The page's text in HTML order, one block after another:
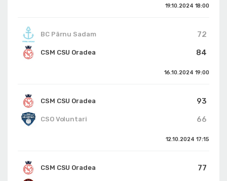
19.10.2024 18:00
BC Pärnu Sadam
72
84
CSM CSU Oradea
16.10.2024 19:00
CSM CSU Oradea
93
66
CSO Voluntari
12.10.2024 17:15
CSM CSU Oradea
77